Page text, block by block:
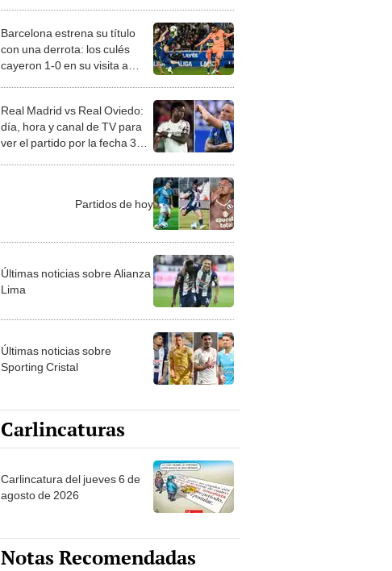
Barcelona estrena su título
con una derrota: los culés
cayeron 1-0 en su visita a
Real Madrid vs Real Oviedo:
día, hora y canal de TV para
ver el partido por la fecha 36
Partidos de hoy
Últimas noticias sobre Alianza
Lima
Últimas noticias sobre
Sporting Cristal
Carlincaturas
Carlincatura del jueves 6 de
agosto de 2026
Notas Recomendadas